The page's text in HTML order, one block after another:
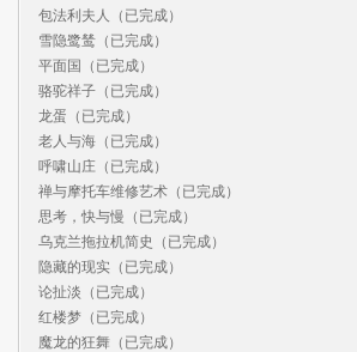
包法利夫人（已完成）
雪隐鹭鸶（已完成）
平面国（已完成）
骆驼祥子（已完成）
龙蛋（已完成）
老人与海（已完成）
呼啸山庄（已完成）
禅与摩托车维修艺术（已完成）
思考，快与慢（已完成）
乌克兰拖拉机简史（已完成）
隐藏的现实（已完成）
论扯淡（已完成）
红楼梦（已完成）
魔龙的狂舞（已完成）